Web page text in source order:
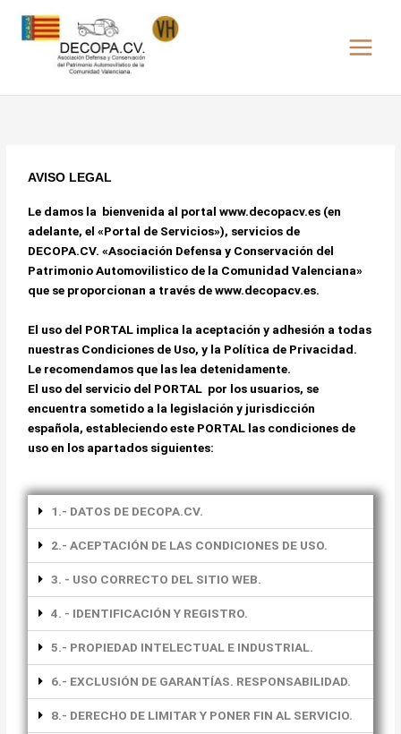
AVISO LEGAL
Le damos la bienvenida al portalwww.decopacv.es (en
adelante, el «Portal de Servicios»), servicios de
DECOPA.CV. «Asociación Defensa y Conservación del
Patrimonio Automovilistico de la Comunidad Valenciana»
que se proporcionan a través dewww.decopacv.es.
El uso del PORTAL implica la aceptación y adhesión a todas
nuestras Condiciones de Uso, y la Política de Privacidad.
Le recomendamos que las lea detenidamente.
El uso del servicio del PORTAL por los usuarios, se
encuentra sometido a la legislación y jurisdicción
española, estableciendo este PORTAL las condiciones de
uso en los apartados siguientes:
1.- DATOS DE DECOPA.CV.
2.- ACEPTACIÓN DE LAS CONDICIONES DE USO.
3. - USO CORRECTO DEL SITIO WEB.
4. - IDENTIFICACIÓN Y REGISTRO.
5.- PROPIEDAD INTELECTUAL E INDUSTRIAL.
6.- EXCLUSIÓN DE GARANTÍAS. RESPONSABILIDAD.
8.- DERECHO DE LIMITAR Y PONER FIN AL SERVICIO.